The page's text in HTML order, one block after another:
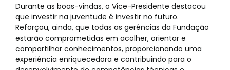
Durante as boas-vindas, o Vice-Presidente destacou
que investir na juventude é investir no futuro.
Reforçou, ainda, que todas as gerências da Fundação
estarão comprometidas em acolher, orientar e
compartilhar conhecimentos, proporcionando uma
experiência enriquecedora e contribuindo para o